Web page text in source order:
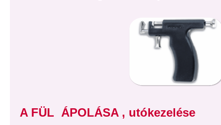
A FÜL ÁPOLÁSA , utókezelése